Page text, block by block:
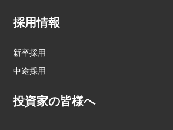
採用情報
新卒採用
中途採用
投資家の皆様へ